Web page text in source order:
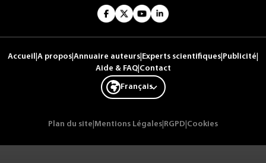
Accueil A propos Annuaire auteurs Experts scientifiques Publicité
Aide & FAQ| Contact
Français
Plan du site Mentions Légales RGPD Cookies